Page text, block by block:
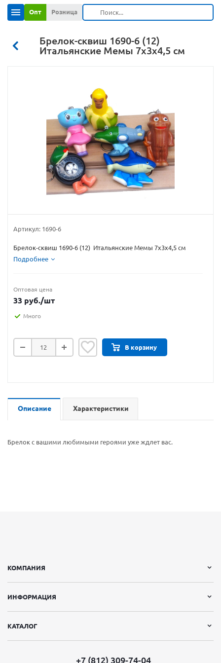
Опт Розница
Брелок-сквиш 1690-6 (12)
Итальянские Мемы 7х3х4,5 см
Артикул: 1690-6
Брелок-сквиш 1690-6 (12) Итальянские Мемы 7х3х4,5 см
Подробнее
Оптовая цена
33 руб./шт
Много
В корзину
Описание Характеристики
Брелок с вашими любимыми героями уже ждлет вас.
КОМПАНИЯ
ИНФОРМАЦИЯ
КАТАЛОГ
+7 (812) 309-74-04